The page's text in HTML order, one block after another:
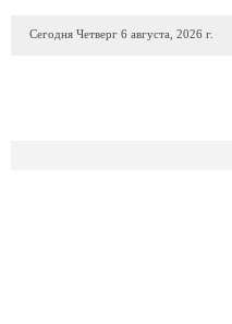
Сегодня Четверг 6 августа, 2026 г.